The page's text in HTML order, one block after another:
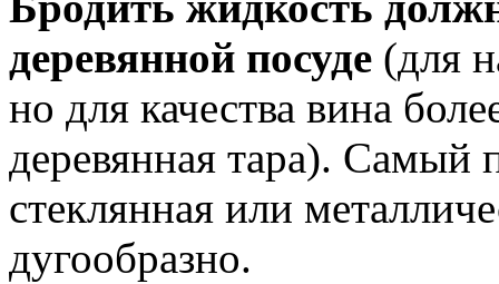
деревянной посуде (для
но для качества вина
деревянная тара).
стеклянная или
дугообразно.